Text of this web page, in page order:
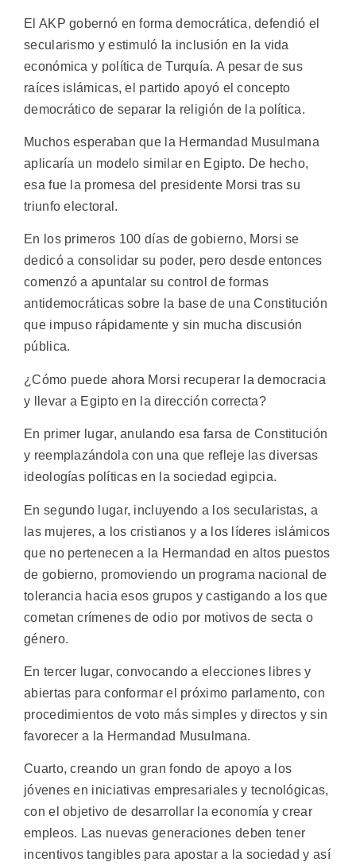
El AKP gobernó en forma democrática, defendió el
secularismo y estimuló la inclusión en la vida
económica y política de Turquía. A pesar de sus
raíces islámicas, el partido apoyó el concepto
democrático de separar la religión de la política.
Muchos esperaban que la Hermandad Musulmana
aplicaría un modelo similar en Egipto. De hecho,
esa fue la promesa del presidente Morsi tras su
triunfo electoral.
En los primeros 100 días de gobierno, Morsi se
dedicó a consolidar su poder, pero desde entonces
comenzó a apuntalar su control de formas
antidemocráticas sobre la base de una Constitución
que impuso rápidamente y sin mucha discusión
pública.
¿Cómo puede ahora Morsi recuperar la democracia
y llevar a Egipto en la dirección correcta?
En primer lugar, anulando esa farsa de Constitución
y reemplazándola con una que refleje las diversas
ideologías políticas en la sociedad egipcia.
En segundo lugar, incluyendo a los secularistas, a
las mujeres, a los cristianos y a los líderes islámicos
que no pertenecen a la Hermandad en altos puestos
de gobierno, promoviendo un programa nacional de
tolerancia hacia esos grupos y castigando a los que
cometan crímenes de odio por motivos de secta o
género.
En tercer lugar, convocando a elecciones libres y
abiertas para conformar el próximo parlamento, con
procedimientos de voto más simples y directos y sin
favorecer a la Hermandad Musulmana.
Cuarto, creando un gran fondo de apoyo a los
jóvenes en iniciativas empresariales y tecnológicas,
con el objetivo de desarrollar la economía y crear
empleos. Las nuevas generaciones deben tener
incentivos tangibles para apostar a la sociedad y así